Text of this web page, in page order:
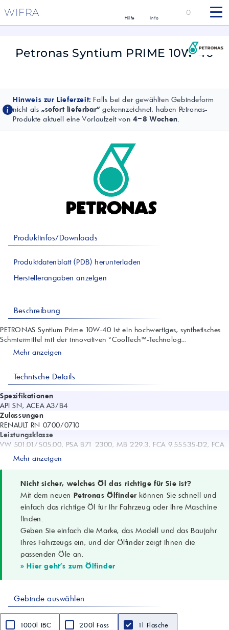
WIFRA Hilfe Info
0
Petronas Syntium PRIME 10W-40
Hinweis zur Lieferzeit: Falls bei der gewählten Gebindeform
nicht als „sofort lieferbar“ gekennzeichnet, haben Petronas-
Produkte aktuell eine Vorlaufzeit von 4–8 Wochen.
Produktinfos/Downloads
Produktdatenblatt (PDB) herunterladen
Herstellerangaben anzeigen
Beschreibung
PETRONAS Syntium Prime 10W-40 ist ein hochwertiges, synthetisches
Schmiermittel mit der innovativen °CoolTech™-Technolog...
Mehr anzeigen
Technische Details
Spezifikationen
API SN, ACEA A3/B4
Zulassungen
RENAULT RN 0700/0710
Leistungsklasse
VW 501.01/505.00, PSA B71 2300, MB 229.3, FCA 9.55535-D2, FCA
955535-G2
Viskosität bei 100 °C
Viskositätsindex
Dichte bei 15 °C
Flammpunkt COC
228 °C
Stockpunkt
-42 °C
Gesamtbasenzahl
10,6 mgKOH/g
Mehr anzeigen
Nicht sicher, welches Öl das richtige für Sie ist?
Mit dem neuen Petronas Ölfinder können Sie schnell und
einfach das richtige Öl für Ihr Fahrzeug oder Ihre Maschine
finden.
Geben Sie einfach die Marke, das Modell und das Baujahr
Ihres Fahrzeugs ein, und der Ölfinder zeigt Ihnen die
passenden Öle an.
» Hier geht's zum Ölfinder
Gebinde auswählen
1000l IBC 200l Fass 1l Flasche